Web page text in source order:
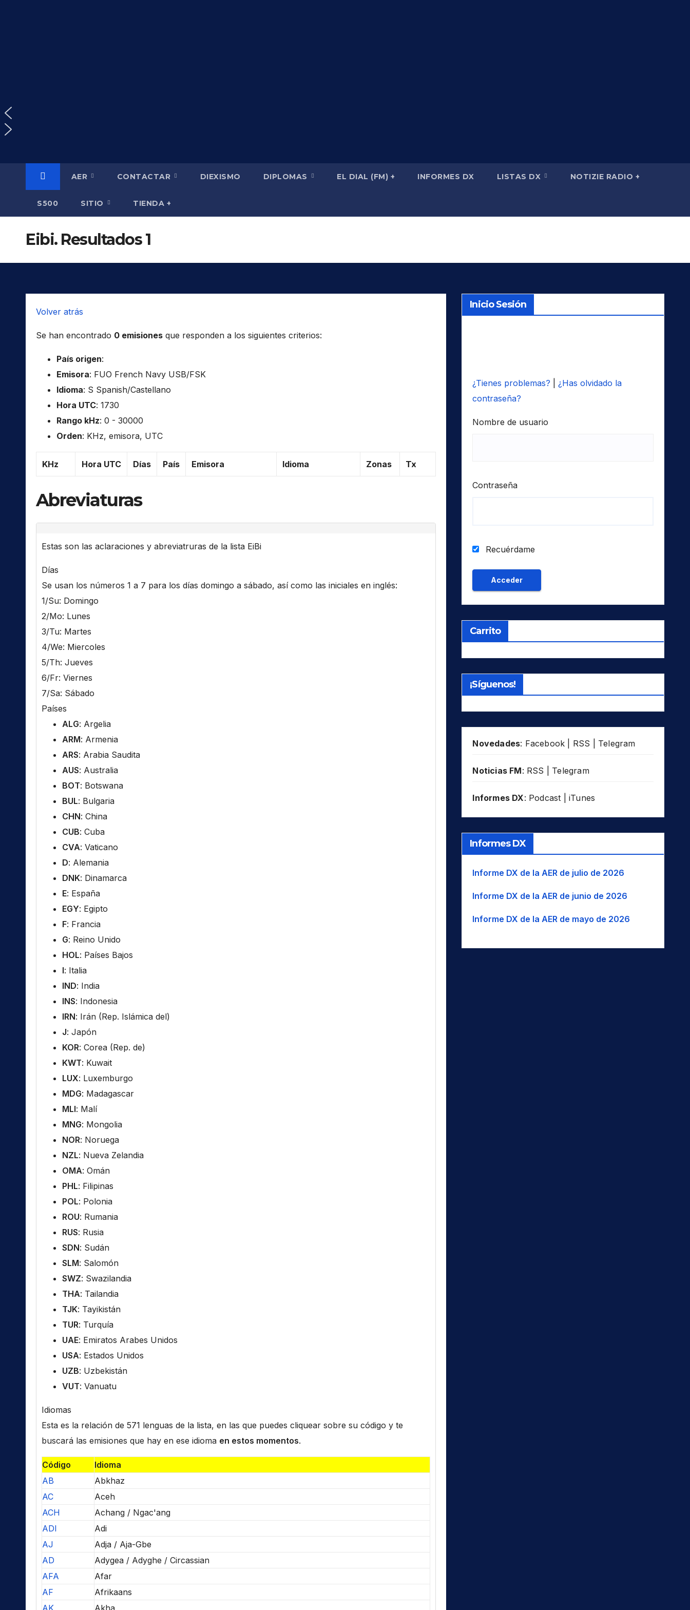
AER CONTACTAR DIEXISMO DIPLOMAS EL DIAL (FM) + INFORMES DX LISTAS DX NOTIZIE RADIO +
S500 SITIO TIENDA +
Eibi. Resultados 1
Volver atrás
Se han encontrado 0 emisiones que responden a los siguientes criterios:
País origen:
Emisora: FUO French Navy USB/FSK
Idioma: S Spanish/Castellano
Hora UTC: 1730
Rango kHz: 0 - 30000
Orden: KHz, emisora, UTC
KHz Hora UTC Días País Emisora Idioma Zonas Tx
Abreviaturas
Estas son las aclaraciones y abreviatruras de la lista EiBi
Días
Se usan los números 1 a 7 para los días domingo a sábado, así como las iniciales en inglés:
1/Su: Domingo
2/Mo: Lunes
3/Tu: Martes
4/We: Miercoles
5/Th: Jueves
6/Fr: Viernes
7/Sa: Sábado
Países
ALG: Argelia
ARM: Armenia
ARS: Arabia Saudita
AUS: Australia
BOT: Botswana
BUL: Bulgaria
CHN: China
CUB: Cuba
CVA: Vaticano
D: Alemania
DNK: Dinamarca
E: España
EGY: Egipto
F: Francia
G: Reino Unido
HOL: Países Bajos
I: Italia
IND: India
INS: Indonesia
IRN: Irán (Rep. Islámica del)
J: Japón
KOR: Corea (Rep. de)
KWT: Kuwait
LUX: Luxemburgo
MDG: Madagascar
MLI: Malí
MNG: Mongolia
NOR: Noruega
NZL: Nueva Zelandia
OMA: Omán
PHL: Filipinas
POL: Polonia
ROU: Rumania
RUS: Rusia
SDN: Sudán
SLM: Salomón
SWZ: Swazilandia
THA: Tailandia
TJK: Tayikistán
TUR: Turquía
UAE: Emiratos Arabes Unidos
USA: Estados Unidos
UZB: Uzbekistán
VUT: Vanuatu
Idiomas
Esta es la relación de 571 lenguas de la lista, en las que puedes cliquear sobre su código y te
buscará las emisiones que hay en ese idioma en estos momentos.
Código
Idioma
AB
Abkhaz
AC
Aceh
ACH
Achang / Ngac'ang
ADI
Adi
AJ
Adja / Aja-Gbe
AD
Adygea / Adyghe / Circassian
AFA
Afar
AF
Afrikaans
Inicio Sesión
¿Tienes problemas?
¿Has olvidado la
contraseña?
Nombre de usuario
Contraseña
Recuérdame
Carrito
¡Síguenos!
Novedades: Facebook RSS Telegram
Noticias FM: RSS Telegram
Informes DX: Podcast iTunes
Informes DX
Informe DX de la AER de julio de 2026
Informe DX de la AER de junio de 2026
Informe DX de la AER de mayo de 2026